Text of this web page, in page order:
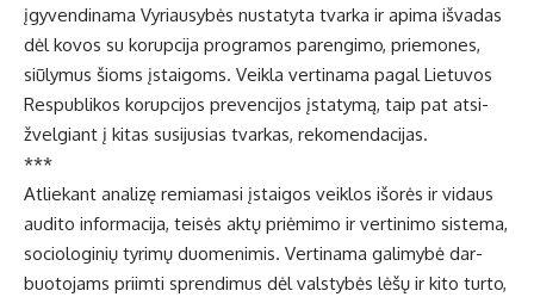
įgy­ven­di­na­ma Vy­riau­sy­bės nu­sta­ty­ta tvar­ka ir ap­ima iš­va­das
dėl ko­vos su ko­rup­ci­ja pro­gra­mos pa­ren­gi­mo, prie­mo­nes,
siū­ly­mus šioms įstai­goms. Veik­la ver­ti­na­ma pa­gal Lie­tu­vos
Res­pub­li­kos ko­rup­ci­jos pre­ven­ci­jos įsta­ty­mą, taip pat at­si­
žvel­giant į ki­tas su­si­ju­sias tvar­kas, re­ko­men­da­ci­jas.
***
At­lie­kant ana­li­zę re­mia­ma­si įstai­gos veik­los iš­orės ir vi­daus
au­di­to in­for­ma­ci­ja, tei­sės ak­tų pri­ėmi­mo ir ver­ti­ni­mo sis­te­ma,
so­cio­lo­gi­nių ty­ri­mų duo­me­ni­mis. Ver­ti­na­ma ga­li­my­bė dar­
buo­to­jams pri­im­ti spren­di­mus dėl vals­ty­bės lė­šų ir ki­to tur­to,